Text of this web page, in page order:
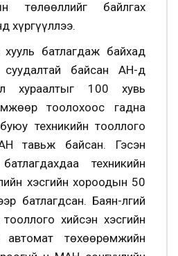
төлөөллийг байлгах
хүргүүллээ.
хууль батлагдаж байхад
байсан АН-д
хураалтыг 100 хувь
тоолохоос гадна
техникийн тооллого
тавьж байсан. Гэсэн
техникийн
хэсгийн хороодын 50
батлагдсан. Баян-Өлгий
хийсэн хэсгийн
төхөөрөмжийн